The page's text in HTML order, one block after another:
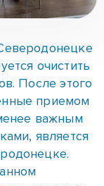
сроках
быть:
жизни;